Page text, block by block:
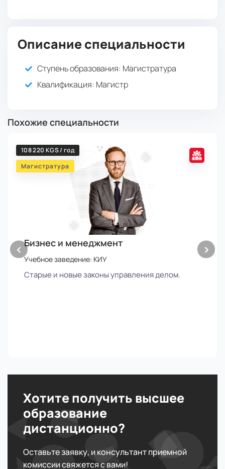
Описание специальности
Ступень образования: Магистратура
Квалификация: Магистр
Похожие специальности
‹
108 220 KGS / год
Магистратура
Бизнес и менеджмент
Учебное заведение: КИУ
Старые и новые законы управления делом.
›
Хотите получить высшее
образование
дистанционно?
Оставьте заявку, и консультант приемной
комиссии свяжется с вами!